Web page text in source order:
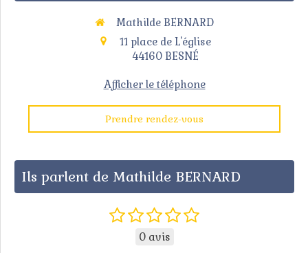
Mathilde BERNARD
11 place de L'église
44160 BESNÉ
Afficher le téléphone
Prendre rendez-vous
Ils parlent de Mathilde BERNARD
0 avis